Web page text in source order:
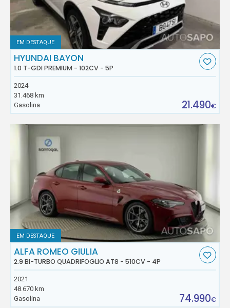
EM DESTAQUE
HYUNDAI BAYON
1.0 T-GDI PREMIUM - 102CV - 5P
2024
31.468 km
Gasolina
21.490€
EM DESTAQUE
ALFA ROMEO GIULIA
2.9 BI-TURBO QUADRIFOGLIO AT8 - 510CV - 4P
2021
48.670 km
Gasolina
74.990€